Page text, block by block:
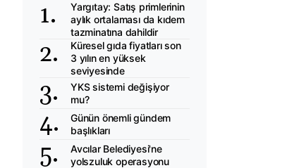
Yargıtay: Satış primlerinin
aylık ortalaması da kıdem
tazminatına dahildir
Küresel gıda fiyatları son
3 yılın en yüksek
seviyesinde
YKS sistemi değişiyor
mu?
Günün önemli gündem
başlıkları
Avcılar Belediyesi'ne
yolszuluk operasyonu